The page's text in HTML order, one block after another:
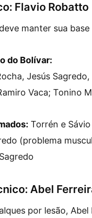
Flavio Robatto
manter sua
do Bolívar:
Jesús
Vaca; Tonino
Torrén e
(problema
Abel
por lesão,